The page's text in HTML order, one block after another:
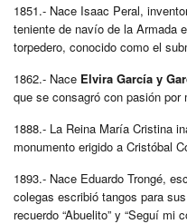
1851.- Nace Isaac Peral,
teniente de navío de la Armada
torpedero, conocido como el
1862.- Nace Elvira García y
que se consagró con pasión por
1888.- La Reina María Cristina
monumento erigido a Cristóbal
1893.- Nace Eduardo Trongé,
colegas escribió tangos para
recuerdo “Abuelito” y “Seguí mi